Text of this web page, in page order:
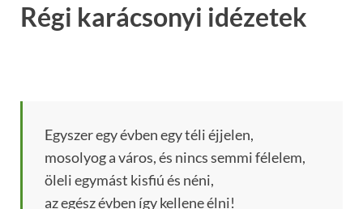
Régi karácsonyi idézetek
Egyszer egy évben egy téli éjjelen,
mosolyog a város, és nincs semmi félelem,
öleli egymást kisfiú és néni,
az egész évben így kellene élni!